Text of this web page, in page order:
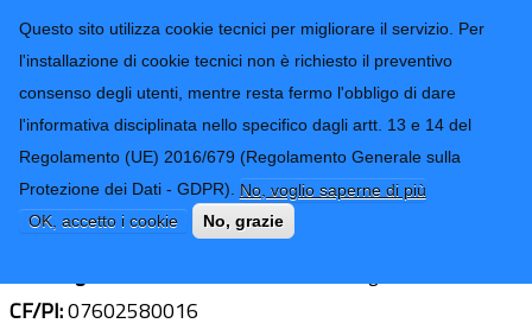
Questo sito utilizza cookie tecnici per migliorare il servizio. Per
l'installazione di cookie tecnici non è richiesto il preventivo
consenso degli utenti, mentre resta fermo l'obbligo di dare
l'informativa disciplinata nello specifico dagli artt. 13 e 14 del
Regolamento (UE) 2016/679 (Regolamento Generale sulla
Protezione dei Dati - GDPR). No, voglio saperne di più
OK, accetto i cookie
No, grazie
Provincia di
Imperia
CONTATTI-URP
TRASPARENZA
Form di ricerca
Ing. Gianluca Novero
Ultimo aggiornamento: 08/10/2024 - 07:57
CF/PI:07602580016